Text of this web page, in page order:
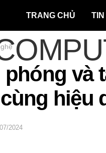
TRANG CHỦ
phóng và
hiệu
2024